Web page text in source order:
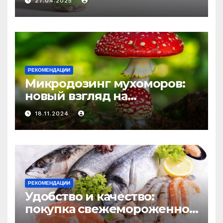
средство против усталости
и истощения
РЕКОМЕНДАЦИИ
Микродозинг мухоморов:
новый взгляд на
психоделику
18.11.2024
РЕКОМЕНДАЦИИ
Удобство и качество:
покупка свежемороженной